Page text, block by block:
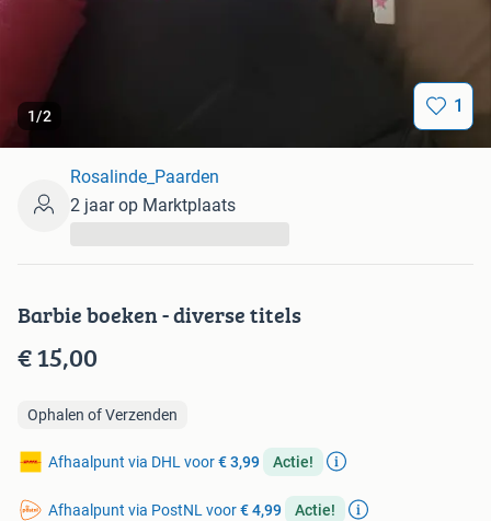
1/2 1
Barbie boeken - diverse titels
€ 15,00
Ophalen of Verzenden
Afhaalpunt via DHL voor€ 3,99 Actie!
Afhaalpunt via PostNL voor€ 4,99 Actie!
Rosalinde_Paarden
2 jaar op Marktplaats